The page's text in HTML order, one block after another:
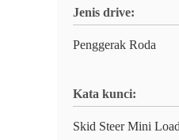
Jenis drive:
Penggerak Roda
Kata kunci:
Skid Steer Mini